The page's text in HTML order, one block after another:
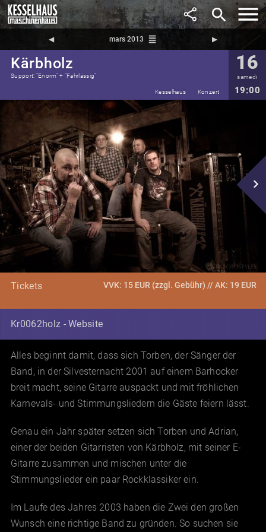
search
◀︎ mars 2013 reorder ▶︎
Kärbholz
Support: "Enorm" + "Fahrlässig"
16
samedi
19:00
Kesselhaus Konzert
navigate_next
Tickets VVK: 15 EUR (zzgl. Gebühr) // AK: 19 EUR
Kr0062holz - Website
Alles beginnt damit, dass sich Torben, der Sänger der
Band, in der Silvesternacht 2001 auf einem Barhocker
breit macht, seine Gitarre auspackt und mit fröhlichen
Karnevals- und Stimmungsliedern die Gäste feiern lässt.
Genau ein Jahr später setzen sich Torben und Adrian,
einer der beiden Gitarristen von Kärbholz, mit seiner E-
Gitarre zusammen und mischen unter die
Stimmungslieder ein paar Rockklassiker ein.
Im Laufe des Jahres 2003 haben die Zwei den großen
Wunsch eine richtige Band zu gründen. So suchen sie